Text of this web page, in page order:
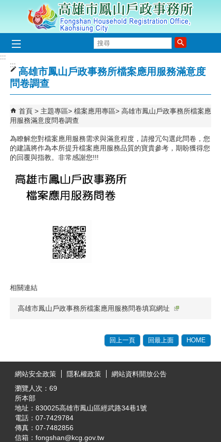
跳到主要內容區塊
尋
:::
:::
高雄市鳳山戶政事務所檔案應用服務滿意度
問卷調查
首頁 主題專區 檔案應用專區
高雄市鳳山戶政事務所檔案應
用服務滿意度問卷調查
為瞭解您對檔案應用服務需求與滿意程度，請撥冗勾選此問卷，您
的建議將作為本所提升檔案應用服務品質的寶貴參考，期盼獲得您
的回覆與指教。非常感謝您!!!
相關連結
高雄市鳳山戶政事務所檔案應用服務問卷填寫網址
回上一頁 回最上面 HOME
網站安全政策
隱私權政策
網站資料開放公告
瀏覽人次： 69
所本部
地址：830025高雄市鳳山區經武路34巷1號
電話：07-7429784
傳真：07-7482856
信箱：fongshan@kcg.gov.tw